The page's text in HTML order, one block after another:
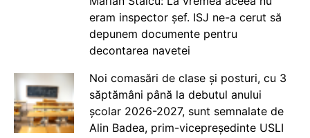
eram inspector șef. ISJ ne-a cerut să
depunem documente pentru
decontarea navetei
Noi comasări de clase și posturi, cu 3
săptămâni până la debutul anului
școlar 2026-2027, sunt semnalate de
Alin Badea, prim-vicepreședinte USLI